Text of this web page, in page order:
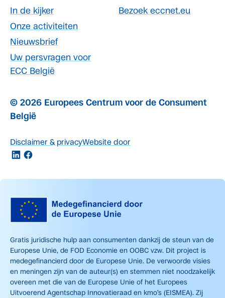
In de kijker
Onze activiteiten
Nieuwsbrief
Uw persvragen voor
ECC België
Bezoek eccnet.eu
© 2026 Europees Centrum voor de Consument
België
Disclaimer & privacyWebsite door
Gratis juridische hulp aan consumenten dankzij de steun van de
Europese Unie, de FOD Economie en OOBC vzw. Dit project is
medegefinancierd door de Europese Unie. De verwoorde visies
en meningen zijn van de auteur(s) en stemmen niet noodzakelijk
overeen met die van de Europese Unie of het Europees
Uitvoerend Agentschap Innovatieraad en kmo’s (EISMEA). Zij